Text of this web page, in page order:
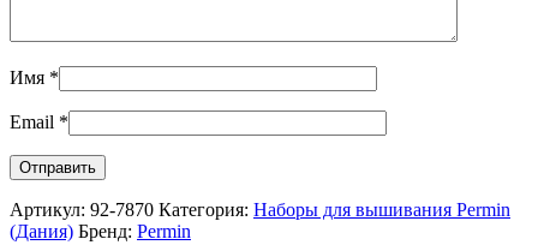
Имя *
Email *
Артикул: 92-7870 Категория: Наборы для вышивания Permin
(Дания) Бренд: Permin